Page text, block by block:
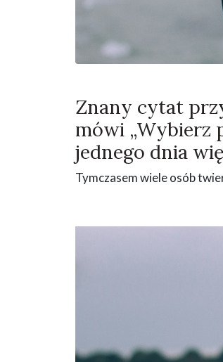
Znany cytat
mówi „Wybierz
jednego dnia
Tymczasem wiele osób